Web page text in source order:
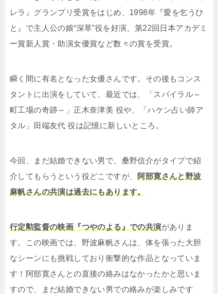
レラ』グランプリ受賞をはじめ、1998年『愛を乞うひ
と』で主人公の娘“深草”役を好演、第22回日本アカデミ
ー賞新人賞・助演女優賞など数々の賞を受賞。
瞬く間に有名となった女優さんです。その後もコンス
タントに出演をしていて、最近では、「スパイラル～
町工場の奇跡～」正木奈津美 役や、「ハケン占い師ア
タル」田端友代 役は記憶に新しいところ。
今回、まだ結婚できない男で、桑野信介がタイプで紹
介してもらうという役どこですが、 阿部寛さんと野波
麻帆さんの共演は過去にもあります。
行定勲監督の映画『つやのよる』での共演がありま
す。この映画では、野波麻帆さんは、体を張った大胆
なシーンにも挑戦しており衝撃的な作品となっていま
す！阿部寛さんとの直接の絡みはなかったかと思いま
すので、まだ結婚できない男での絡みが楽しみです